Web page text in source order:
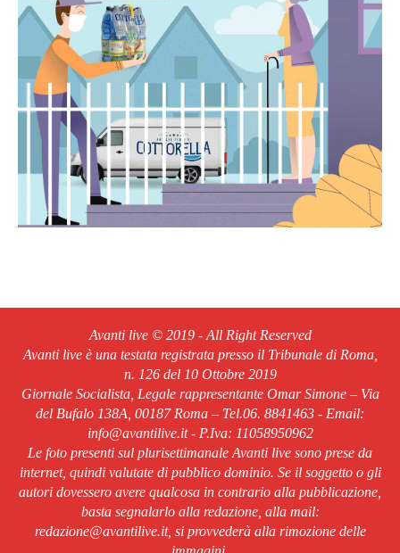
Avanti live © 2019 - All Right Reserved
Avanti live è una testata registrata presso il Tribunale di Roma,
n. 126 del 10 Ottobre 2019
Giornale Socialista, Legale rappresentante Omar Simone – Via
del Bufalo 138A, 00187 Roma – Tel.06. 8841463 - Email:
info@avantilive.it - P.Iva: 11058950962
Le foto presenti sul plurisettimanale Avanti live sono prese da
internet, quindi valutate di pubblico dominio. Se il soggetto o gli
autori dovessero avere qualcosa in contrario alla pubblicazione,
basta segnalarlo alla redazione, alla mail:
redazione@avantilive.it, si provvederà alla rimozione delle